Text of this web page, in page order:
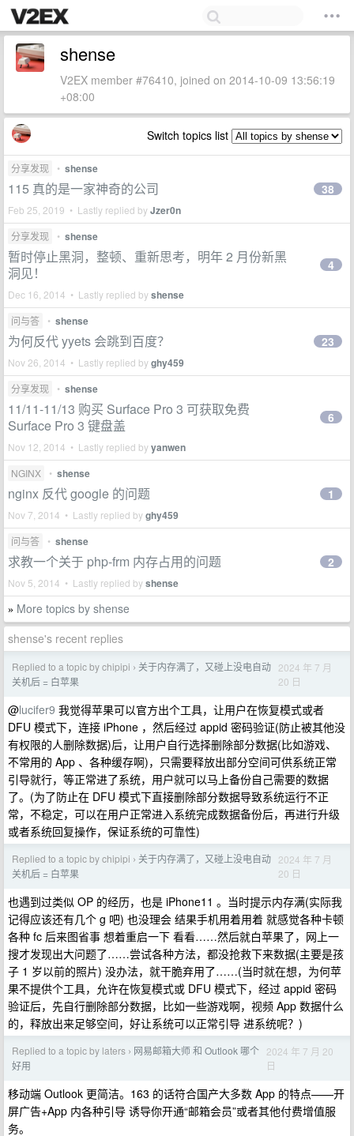
shense
V2EX member #76410, joined on 2014-10-09 13:56:19
+08:00
Switch topics list
分享发现 • shense
115 真的是一家神奇的公司
Feb 25, 2019 • Lastly replied byJzer0n
38
分享发现 • shense
暂时停止黑洞，整顿、重新思考，明年 2 月份新黑
洞见！
Dec 16, 2014 • Lastly replied byshense
4
问与答 • shense
为何反代 yyets 会跳到百度？
Nov 26, 2014 • Lastly replied byghy459
23
分享发现 • shense
11/11-11/13 购买 Surface Pro 3 可获取免费
Surface Pro 3 键盘盖
Nov 12, 2014 • Lastly replied byyanwen
6
NGINX • shense
nginx 反代 google 的问题
Nov 7, 2014 • Lastly replied byghy459
1
问与答 • shense
求教一个关于 php-frm 内存占用的问题
Nov 5, 2014 • Lastly replied byshense
2
» More topics by shense
shense's recent replies
Replied to a topic by chipipi › 关于内存满了，又碰上没电自动
关机后 = 白苹果
2024 年 7 月
20 日
@lucifer9 我觉得苹果可以官方出个工具，让用户在恢复模式或者
DFU 模式下，连接 iPhone ，然后经过 appid 密码验证(防止被其他没
有权限的人删除数据)后，让用户自行选择删除部分数据(比如游戏、
不常用的 App 、各种缓存啊)，只需要释放出部分空间可供系统正常
引导就行，等正常进了系统，用户就可以马上备份自己需要的数据
了。(为了防止在 DFU 模式下直接删除部分数据导致系统运行不正
常，不稳定，可以在用户正常进入系统完成数据备份后，再进行升级
或者系统回复操作，保证系统的可靠性)
Replied to a topic by chipipi › 关于内存满了，又碰上没电自动
关机后 = 白苹果
2024 年 7 月
20 日
也遇到过类似 OP 的经历，也是 iPhone11 。当时提示内存满(实际我
记得应该还有几个 g 吧) 也没理会 结果手机用着用着 就感觉各种卡顿
各种 fc 后来图省事 想着重启一下 看看……然后就白苹果了，网上一
搜才发现出大问题了……尝试各种方法，都没抢救下来数据(主要是孩
子 1 岁以前的照片) 没办法，就干脆弃用了……(当时就在想，为何苹
果不提供个工具，允许在恢复模式或 DFU 模式下，经过 appid 密码
验证后，先自行删除部分数据，比如一些游戏啊，视频 App 数据什么
的，释放出来足够空间，好让系统可以正常引导 进系统呢？)
Replied to a topic by laters › 网易邮箱大师 和 Outlook 哪个
好用
2024 年 7 月 20
日
移动端 Outlook 更简洁。163 的话符合国产大多数 App 的特点——开
屏广告+App 内各种引导 诱导你开通“邮箱会员”或者其他付费增值服
务。